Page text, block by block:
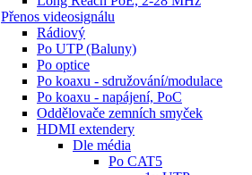
Přenos videosignálu
Rádiový
Po UTP (Baluny)
Po optice
Po koaxu - sdružování/modulace
Po koaxu - napájení, PoC
Oddělovače zemních smyček
HDMI extendery
Dle média
Po CAT5